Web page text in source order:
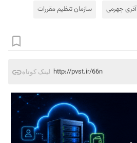
آذری جهرمی سازمان تنظیم مقررات
لینک کوتاه http://pvst.ir/66n